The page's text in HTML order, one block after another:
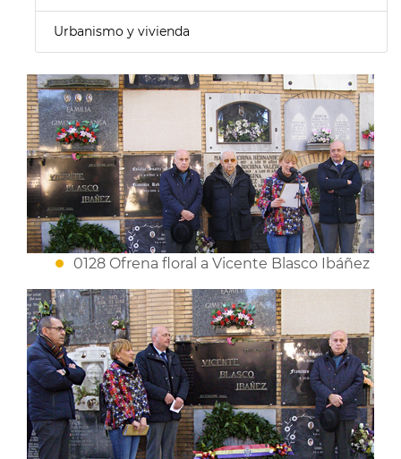
Urbanismo y vivienda
0128 Ofrena floral a Vicente Blasco Ibáñez